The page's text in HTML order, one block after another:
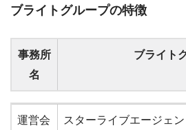
ブライトグループの特徴
事務所
名
ブライト
事務所
ブライト
運営会
スターライブエージェ